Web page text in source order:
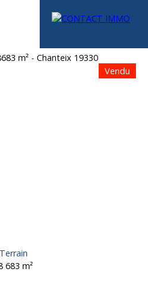
Vendu
Terrain
683 m²